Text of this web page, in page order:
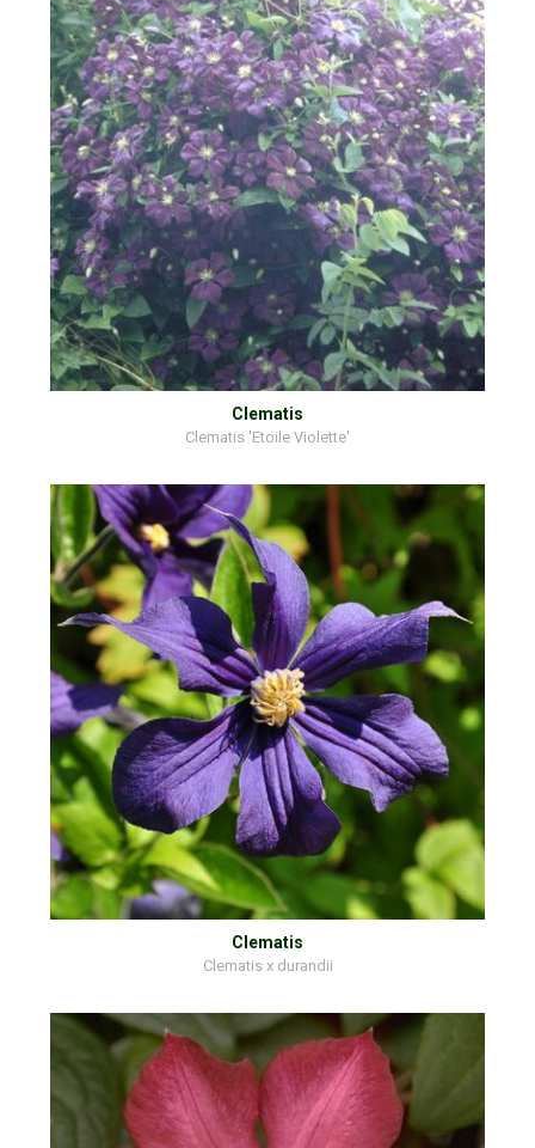
Clematis
Clematis 'Etoile Violette'
Clematis
Clematis x durandii